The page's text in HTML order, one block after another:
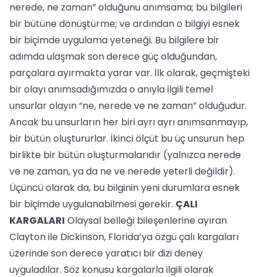
nerede, ne zaman” olduğunu anımsama; bu bilgileri
bir bütüne dönüştürme; ve ardından o bilgiyi esnek
bir biçimde uygulama yeteneği. Bu bilgilere bir
adımda ulaşmak son derece güç olduğundan,
parçalara ayırmakta yarar var. İlk olarak, geçmişteki
bir olayı anımsadığımızda o anıyla ilgili temel
unsurlar olayın “ne, nerede ve ne zaman” olduğudur.
Ancak bu unsurların her biri ayrı ayrı anımsanmayıp,
bir bütün oluştururlar. İkinci ölçüt bu üç unsurun hep
birlikte bir bütün oluşturmalarıdır (yalnızca nerede
ve ne zaman, ya da ne ve nerede yeterli değildir).
Üçüncü olarak da, bu bilginin yeni durumlara esnek
bir biçimde uygulanabilmesi gerekir. ÇALI
KARGALARI Olaysal belleği bileşenlerine ayıran
Clayton ile Dickinson, Florida’ya özgü çalı kargaları
üzerinde son derece yaratıcı bir dizi deney
uyguladılar. Söz konusu kargalarla ilgili olarak